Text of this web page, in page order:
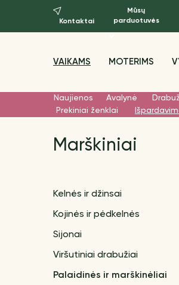
Kontaktai
Mūsų
parduotuvės
VAIKAMS MOTERIMS
Naujienos Avalynė
Prekiniai ženklai
Marškiniai
Kelnės ir džinsai
Kojinės ir pėdkelnės
Sijonai
Viršutiniai drabužiai
Palaidinės ir marškinėliai